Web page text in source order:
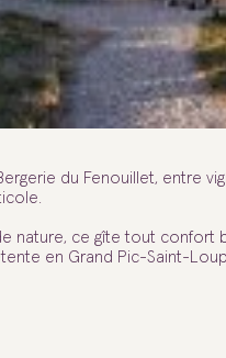
du Fenouillet, entre
nature, ce gîte tout confort
en Grand Pic-Saint-